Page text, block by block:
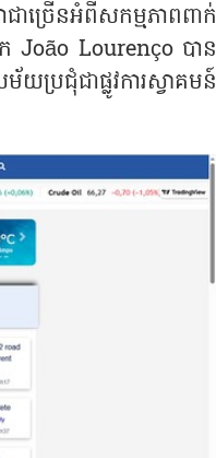
ច្រើនអំពីសកម្មភាពពាក់
João Lourenço បាន
រជុំជាផ្លូវការស្វាគមន៍